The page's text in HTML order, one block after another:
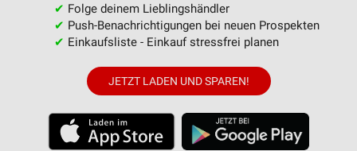
✔ Folge deinem Lieblingshändler
✔ Push-Benachrichtigungen bei neuen Prospekten
✔ Einkaufsliste - Einkauf stressfrei planen
JETZT LADEN UND SPAREN!